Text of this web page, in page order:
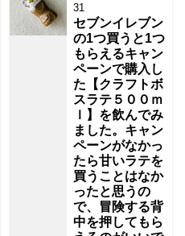
31
セブンイレブン
の1つ買うと1つ
もらえるキャン
ペーンで購入し
た【クラフトボ
スラテ５００ｍ
ｌ】を飲んでみ
ました。キャン
ペーンがなかっ
たら甘いラテを
買うことはなか
ったと思うの
で、冒険する背
中を押してもら